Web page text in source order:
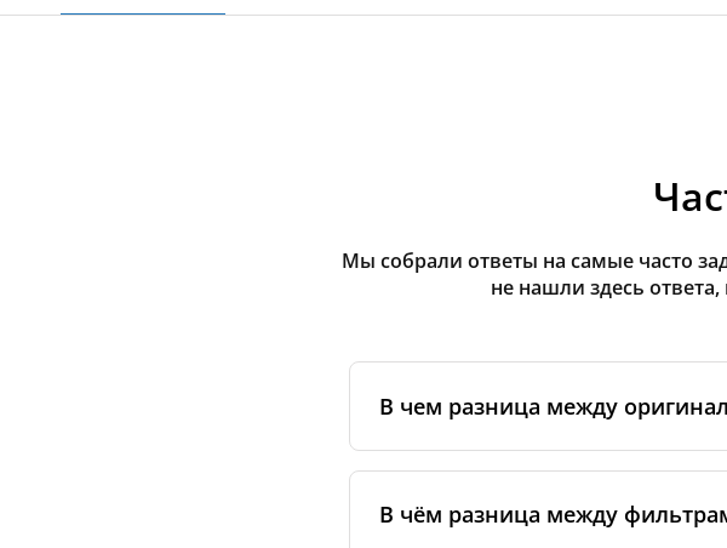
Мы собрали ответы на самые часто
не нашли здесь
В чем разница между
сертифицированными
специальным стандартам бренда,
В чём разница между